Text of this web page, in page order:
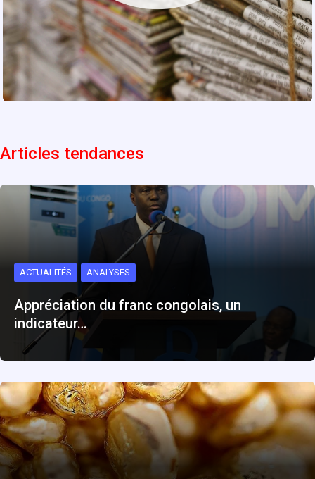
Articles tendances
ACTUALITÉS ANALYSES
Appréciation du franc congolais, un
indicateur…